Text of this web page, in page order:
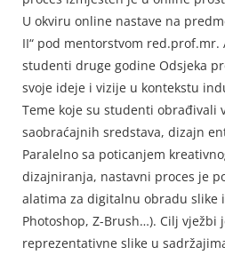
U okviru online nastave na
II“ pod mentorstvom red.prof.mr.
studenti druge godine Odsjeka
svoje ideje i vizije u kontekstu
Teme koje su studenti obrađivali
saobraćajnih sredstava, dizajn
Paralelno sa poticanjem
dizajniranja, nastavni proces je
alatima za digitalnu obradu slike
Photoshop, Z-Brush…). Cilj vježbi
reprezentativne slike u